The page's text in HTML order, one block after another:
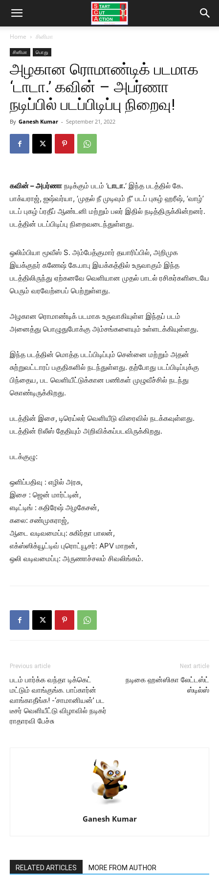
Home சினிமா
சினிமா பொது
அழகான ரொமாண்டிக் படமாக
‘டாடா.’ கவின் – அபர்ணா
நடிப்பில் படப்பிடிப்பு நிறைவு!
By Ganesh Kumar - September 21, 2022
கவின் – அபர்ணா நடிக்கும் படம் ‘டாடா.‘ இந்த படத்தில் கே.
பாக்யராஜ், ஐஷ்வர்யா, ‘முதல் நீ முடிவும் நீ’ படப் புகழ் ஹரீஷ், ‘வாழ்’
படப் புகழ் ப்ரதீப் ஆண்டனி மற்றும் பலர் இதில் நடித்திருக்கின்றனர்.
படத்தின் படப்பிடிப்பு நிறைவடைந்துள்ளது.
ஒலிம்பியா மூவீஸ் S. அம்பேத்குமார் தயாரிப்பில், அறிமுக
இயக்குநர் கணேஷ் கே.பாபு இயக்கத்தில் உருவாகும் இந்த
படத்திலிருந்து ஏற்கனவே வெளியான முதல் பாடல் ரசிகர்களிடையே
பெரும் வரவேற்பைப் பெற்றுள்ளது.
அழகான ரொமாண்டிக் படமாக உருவாகியுள்ள இந்தப் படம்
அனைத்து பொழுதுபோக்கு அம்சங்களையும் உள்ளடக்கியுள்ளது.
இந்த படத்தின் மொத்த படப்பிடிப்பும் சென்னை மற்றும் அதன்
சுற்றுவட்டாரப் பகுதிகளில் நடந்துள்ளது. தற்போது படப்பிடிப்புக்கு
பிந்தைய, பட வெளியீட்டுக்கான பணிகள் முழுவீச்சில் நடந்து
கொண்டிருக்கிறது.
படத்தின் இசை, டிரெய்லர் வெளியீடு விரைவில் நடக்கவுள்ளது.
படத்தின் ரிலீஸ் தேதியும் அறிவிக்கப்படவிருக்கிறது.
படக்குழு:
ஒளிப்பதிவு : எழில் அரசு,
இசை : ஜென் மார்ட்டின்,
எடிட்டிங் : கதிரேஷ் அழகேசன்,
கலை: சண்முகராஜ்,
ஆடை வடிவமைப்பு: சுகிர்தா பாலன்,
எக்ஸ்ஸிக்யூட்டிவ் புரொட்யூசர்: APV மாறன்,
ஒலி வடிவமைப்பு: அருணாச்சலம் சிவலிங்கம்.
Previous article
படம் பார்க்க வந்தா டிக்கெட்
மட்டும் வாங்குங்க. பாப்கார்ன்
வாங்காதீங்க! -‘சாமானியன்’ பட
டீசர் வெளியீட்டு விழாவில் நடிகர்
ராதாரவி பேச்சு
Next article
நடிகை ஹன்ஸிகா லேட்டஸ்ட்
ஸ்டில்ஸ்
Ganesh Kumar
RELATED ARTICLES MORE FROM AUTHOR